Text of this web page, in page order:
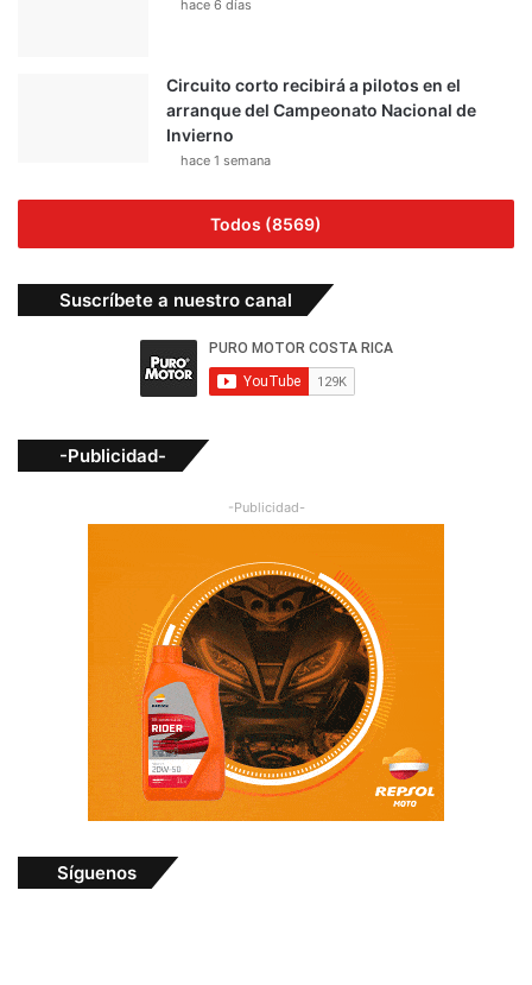
hace 6 días
Circuito corto recibirá a pilotos en el
arranque del Campeonato Nacional de
Invierno
hace 1 semana
Todos (8569)
Suscríbete a nuestro canal
-Publicidad-
-Publicidad-
Síguenos